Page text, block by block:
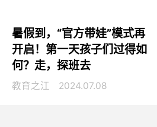
暑假到，“官方带娃”模式再
开启！第一天孩子们过得如
何？走，探班去
教育之江 2024.07.08